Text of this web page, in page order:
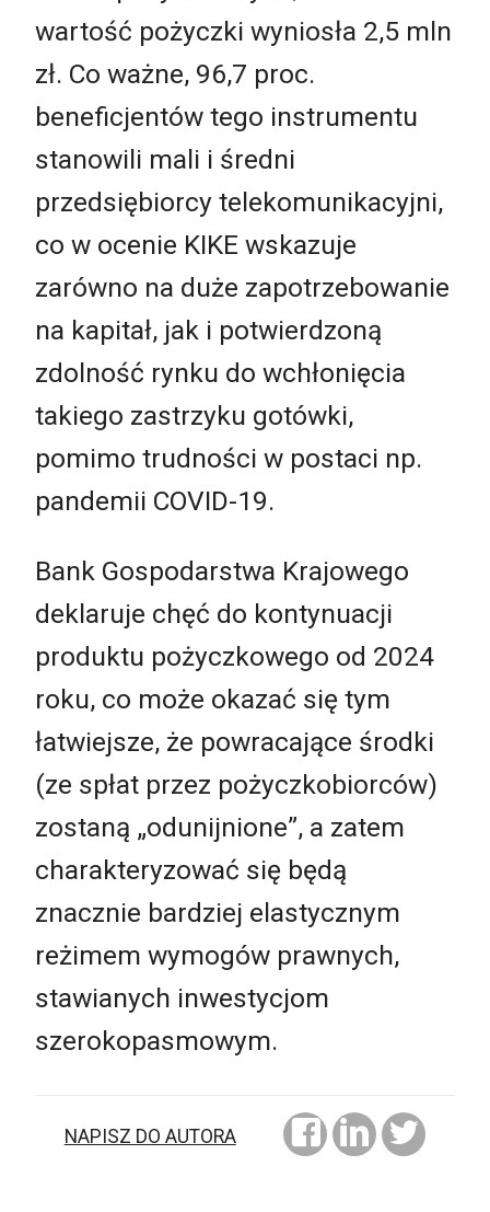
wartość pożyczki wyniosła 2,5 mln
zł. Co ważne, 96,7 proc.
beneficjentów tego instrumentu
stanowili mali i średni
przedsiębiorcy telekomunikacyjni,
co w ocenie KIKE wskazuje
zarówno na duże zapotrzebowanie
na kapitał, jak i potwierdzoną
zdolność rynku do wchłonięcia
takiego zastrzyku gotówki,
pomimo trudności w postaci np.
pandemii COVID-19.
Bank Gospodarstwa Krajowego
deklaruje chęć do kontynuacji
produktu pożyczkowego od 2024
roku, co może okazać się tym
łatwiejsze, że powracające środki
(ze spłat przez pożyczkobiorców)
zostaną „odunijnione”, a zatem
charakteryzować się będą
znacznie bardziej elastycznym
reżimem wymogów prawnych,
stawianych inwestycjom
szerokopasmowym.
NAPISZ DO AUTORA